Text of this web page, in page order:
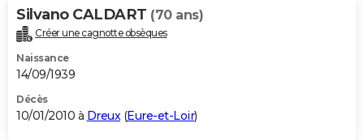
Silvano CALDART (70 ans)
Créer une cagnotte obsèques
Naissance
14/09/1939
Décès
10/01/2010 à Dreux(Eure-et-Loir)